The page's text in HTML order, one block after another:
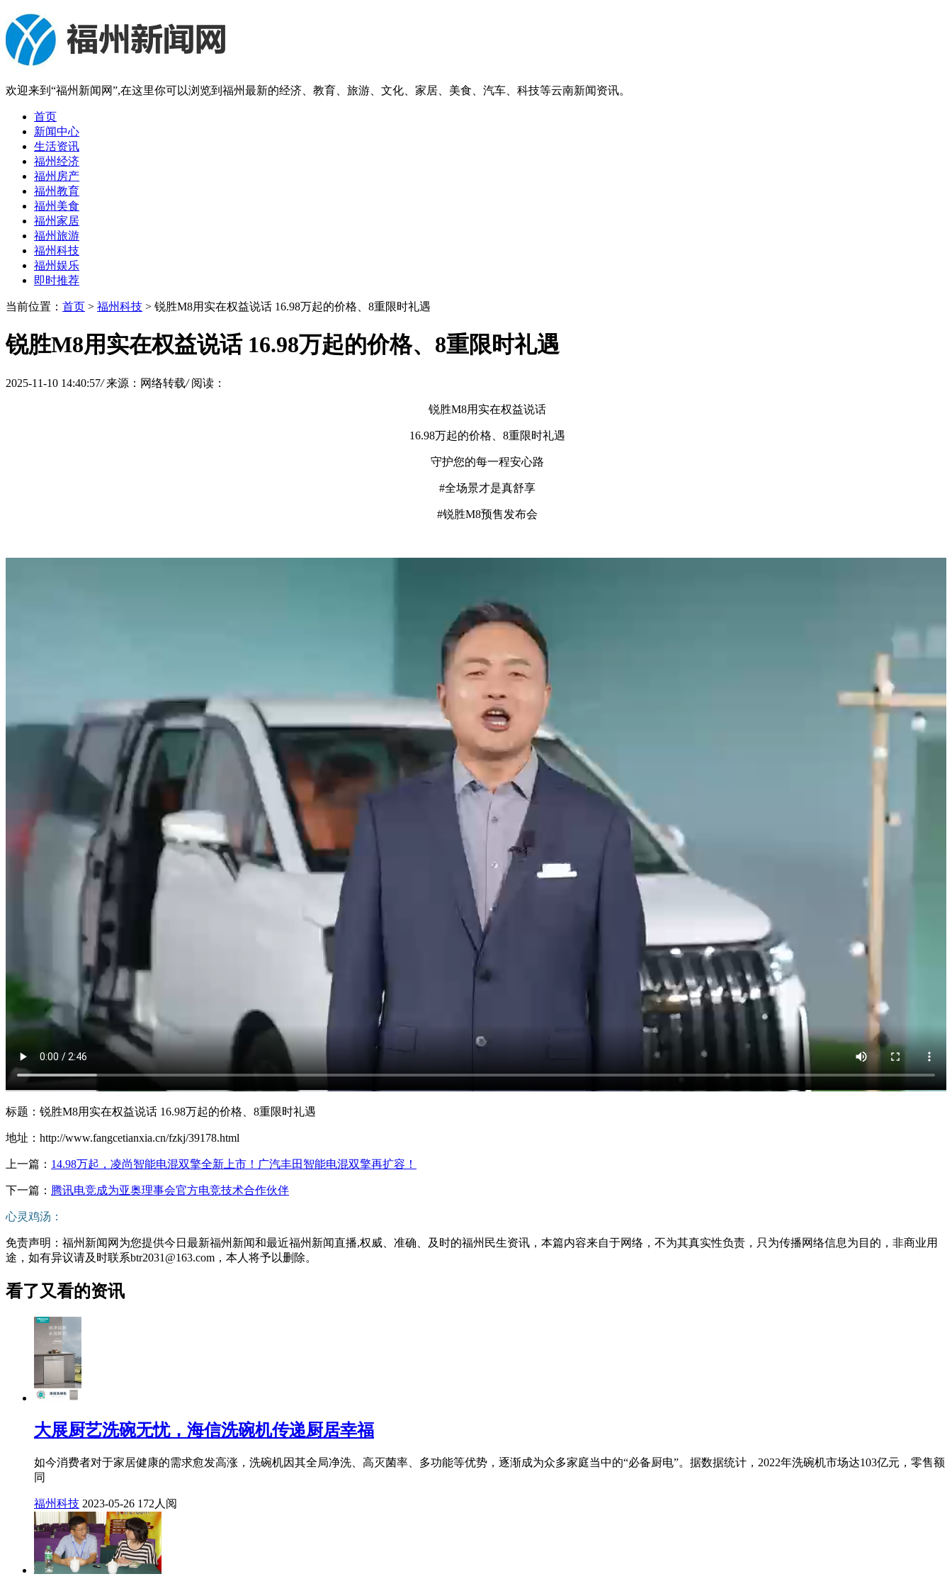
欢迎来到“福州新闻网”,在这里你可以浏览到福州最新的经济、教育、旅游、文化、家居、美食、汽车、科技等云南新闻资讯。
首页
新闻中心
生活资讯
福州经济
福州房产
福州教育
福州美食
福州家居
福州旅游
福州科技
福州娱乐
即时推荐
当前位置： 首页 > 福州科技 > 锐胜M8用实在权益说话 16.98万起的价格、8重限时礼遇
锐胜M8用实在权益说话 16.98万起的价格、8重限时礼遇
2025-11-10 14:40:57/ 来源：网络转载/ 阅读：
锐胜M8用实在权益说话
16.98万起的价格、8重限时礼遇
守护您的每一程安心路
#全场景才是真舒享
#锐胜M8预售发布会
标题：锐胜M8用实在权益说话 16.98万起的价格、8重限时礼遇
地址：http://www.fangcetianxia.cn/fzkj/39178.html
上一篇： 14.98万起，凌尚智能电混双擎全新上市！广汽丰田智能电混双擎再扩容！
下一篇： 腾讯电竞成为亚奥理事会官方电竞技术合作伙伴
心灵鸡汤：
免责声明：福州新闻网为您提供今日最新福州新闻和最近福州新闻直播,权威、准确、及时的福州民生资讯，本篇内容来自于网络，不为其真实性负责，只为传播网络信息为目的，非商业用
途，如有异议请及时联系btr2031@163.com，本人将予以删除。
看了又看的资讯
大展厨艺洗碗无忧，海信洗碗机传递厨居幸福
如今消费者对于家居健康的需求愈发高涨，洗碗机因其全局净洗、高灭菌率、多功能等优势，逐渐成为众多家庭当中的“必备厨电”。据数据统计，2022年洗碗机市场达103亿元，零售额
同
福州科技 2023-05-26 172人阅